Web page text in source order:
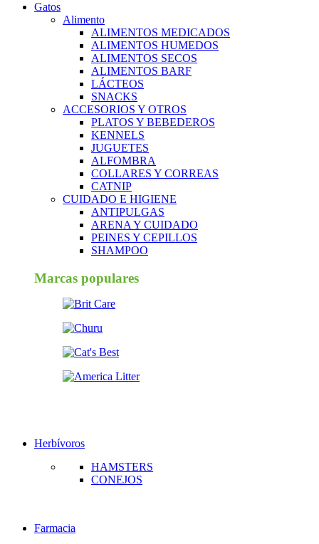
Gatos
Alimento
ALIMENTOS MEDICADOS
ALIMENTOS HUMEDOS
ALIMENTOS SECOS
ALIMENTOS BARF
LÁCTEOS
SNACKS
ACCESORIOS Y OTROS
PLATOS Y BEBEDEROS
KENNELS
JUGUETES
ALFOMBRA
COLLARES Y CORREAS
CATNIP
CUIDADO E HIGIENE
ANTIPULGAS
ARENA Y CUIDADO
PEINES Y CEPILLOS
SHAMPOO
Marcas populares
Herbívoros
HAMSTERS
CONEJOS
Farmacia